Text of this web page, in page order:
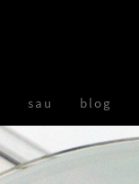
sau blog